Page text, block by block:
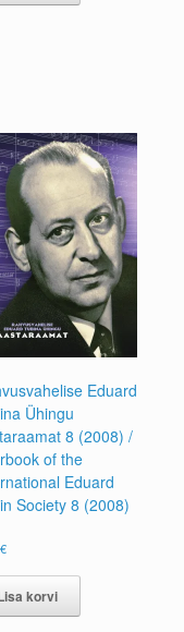
Eduard
Ühingu
8 (2008) /
of the
Eduard
Society 8 (2008)
€
korvi